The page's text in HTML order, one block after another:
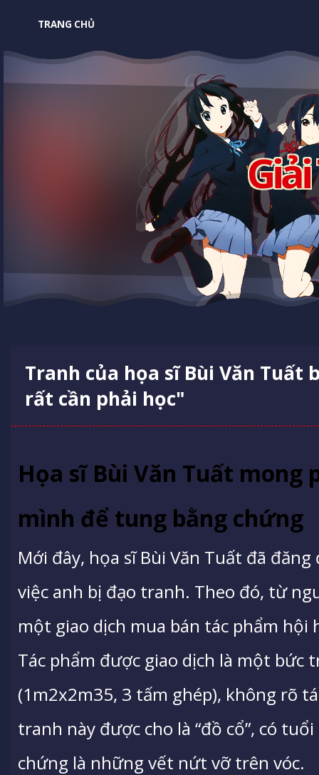
TRANG CHỦ
Tranh của họa sĩ Bùi Văn
rất cần phải học"
Họa sĩ Bùi Văn Tuất mong
mình để tung bằng chứng
Mới đây, họa sĩ Bùi Văn Tuất đã
việc anh bị đạo tranh. Theo đó, từ
một giao dịch mua bán tác phẩm hội
Tác phẩm được giao dịch là một bức
(1m2x2m35, 3 tấm ghép), không rõ
tranh này được cho là “đồ cổ”, có
chứng là những vết nứt vỡ trên vóc.